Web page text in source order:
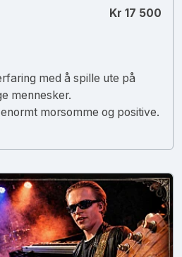
Kr 17 500
med å spille ute på
mennesker.
morsomme og positive.